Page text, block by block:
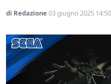
di Redazione03 giugno 2025 14:50